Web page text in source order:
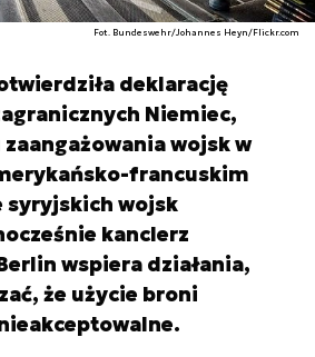
Fot. Bundeswehr/Johannes Heyn/Flickr.com
deklarację
Niemiec,
wojsk w
francuskim
syryjskich wojsk
kanclerz
wspiera działania,
że użycie broni